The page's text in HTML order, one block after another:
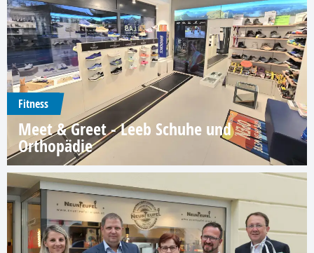
Fitness
Meet & Greet - Leeb Schuhe und
Orthopädie